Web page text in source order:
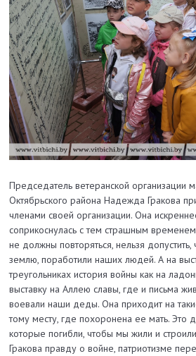
Председатель ветеранской организации
Октябрьского района Надежда Гракова
членами своей организации. Она
соприкоснулась с тем страшным
не должны повторяться, нельзя
землю, поработили наших людей. А на
треугольниках история войны как на
выставку на Аллею славы, где и письма
воевали наши деды. Она приходит на
тому месту, где похоронена ее мать. Это
которые погибли, чтобы мы жили и
Гракова правду о войне, патриотизме